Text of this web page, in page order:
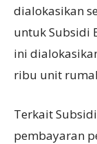
dialokasikan
untuk Subsidi
ini
ribu unit
Terkait
pembayaran